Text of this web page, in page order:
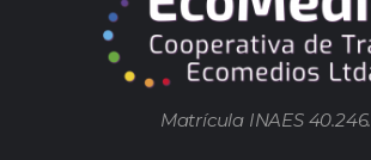
Matrícula INAES 40.246.